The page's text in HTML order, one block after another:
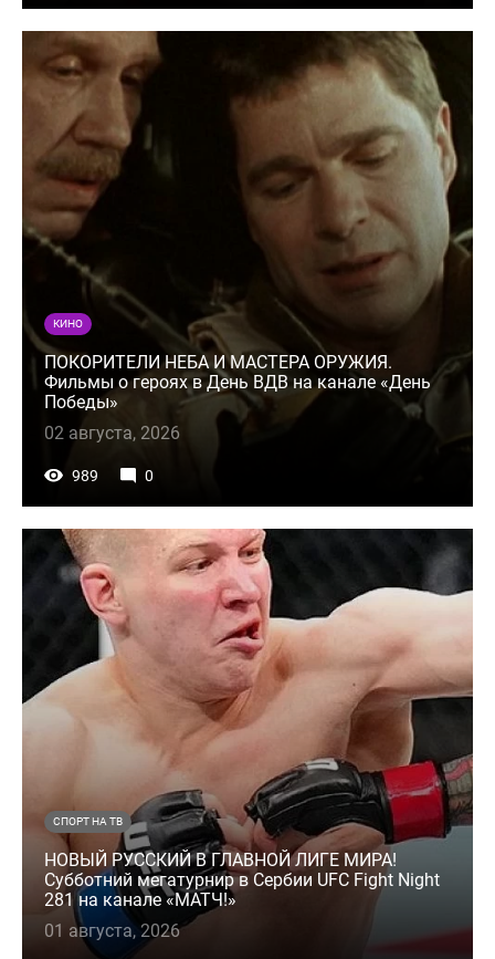
КИНО
ПОКОРИТЕЛИ НЕБА И МАСТЕРА ОРУЖИЯ.
Фильмы о героях в День ВДВ на канале «День
Победы»
02 августа, 2026
989 0
СПОРТ НА ТВ
НОВЫЙ РУССКИЙ В ГЛАВНОЙ ЛИГЕ МИРА!
Субботний мегатурнир в Сербии UFC Fight Night
281 на канале «МАТЧ!»
01 августа, 2026